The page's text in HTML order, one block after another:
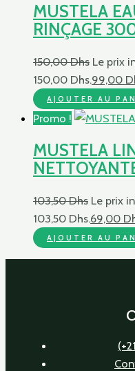
MUSTELA
RINÇAGE
150,00Dhs Le prix
150,00 Dhs.99,00
AJOUTER AU
Promo !
MUSTELA
103,50Dhs Le prix
103,50 Dhs.69,00
AJOUTER AU